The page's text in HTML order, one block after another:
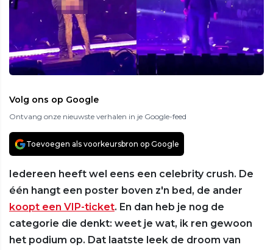
Volg ons op Google
Ontvang onze nieuwste verhalen in je Google-feed
Toevoegen als voorkeursbron op Google
Iedereen heeft wel eens een celebrity crush. De
één hangt een poster boven z'n bed, de ander
koopt een VIP-ticket. En dan heb je nog de
categorie die denkt: weet je wat, ik ren gewoon
het podium op. Dat laatste leek de droom van